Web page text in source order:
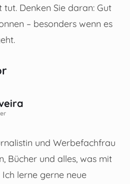
Denken Sie daran: Gut
– besonders wenn es
und Werbefachfrau
Bücher und alles, was mit
lerne gerne neue